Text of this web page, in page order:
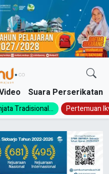
Suara Perserikatan
Tradisional...
Pertemuan